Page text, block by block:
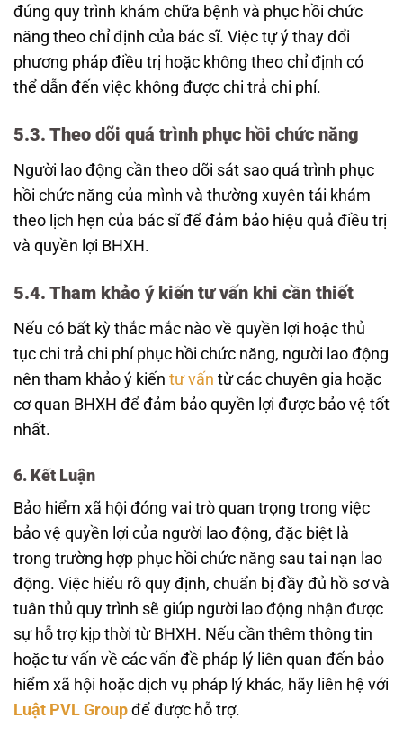
đúng quy trình khám chữa bệnh và phục hồi chức
năng theo chỉ định của bác sĩ. Việc tự ý thay đổi
phương pháp điều trị hoặc không theo chỉ định có
thể dẫn đến việc không được chi trả chi phí.
5.3. Theo dõi quá trình phục hồi chức năng
Người lao động cần theo dõi sát sao quá trình phục
hồi chức năng của mình và thường xuyên tái khám
theo lịch hẹn của bác sĩ để đảm bảo hiệu quả điều trị
và quyền lợi BHXH.
5.4. Tham khảo ý kiến tư vấn khi cần thiết
Nếu có bất kỳ thắc mắc nào về quyền lợi hoặc thủ
tục chi trả chi phí phục hồi chức năng, người lao động
nên tham khảo ý kiến tư vấn từ các chuyên gia hoặc
cơ quan BHXH để đảm bảo quyền lợi được bảo vệ tốt
nhất.
6. Kết Luận
Bảo hiểm xã hội đóng vai trò quan trọng trong việc
bảo vệ quyền lợi của người lao động, đặc biệt là
trong trường hợp phục hồi chức năng sau tai nạn lao
động. Việc hiểu rõ quy định, chuẩn bị đầy đủ hồ sơ và
tuân thủ quy trình sẽ giúp người lao động nhận được
sự hỗ trợ kịp thời từ BHXH. Nếu cần thêm thông tin
hoặc tư vấn về các vấn đề pháp lý liên quan đến bảo
hiểm xã hội hoặc dịch vụ pháp lý khác, hãy liên hệ với
Luật PVL Group để được hỗ trợ.